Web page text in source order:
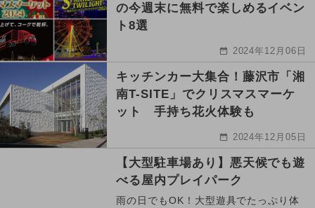
の今週末に無料で楽しめるイベン
ト8選
2024年12月06日
キッチンカー大集合！藤沢市「湘
南T-SITE」でクリスマスマーケ
ット 手持ち花火体験も
2024年12月05日
【大型駐車場あり】悪天候でも遊
べる屋内プレイパーク
雨の日でもOK！大型遊具でたっぷり体